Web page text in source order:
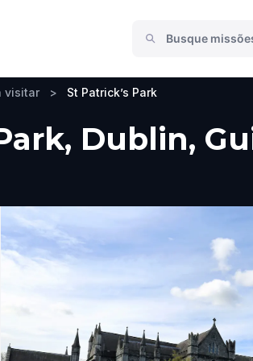
visitar > St Patrick’s Park
Dublin,